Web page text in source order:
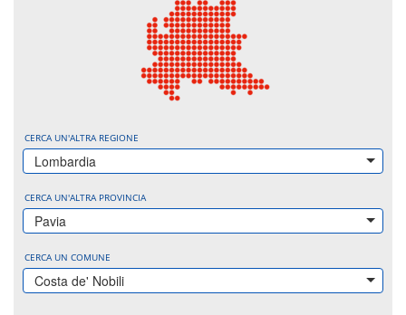
CERCA UN'ALTRA REGIONE
Lombardia
CERCA UN'ALTRA PROVINCIA
Pavia
CERCA UN COMUNE
Costa de' Nobili